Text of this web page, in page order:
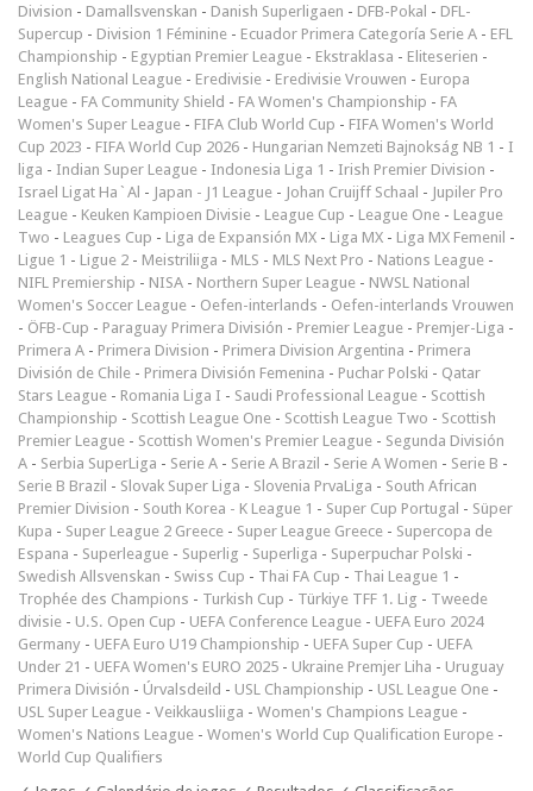
Division - Damallsvenskan - Danish Superligaen - DFB-Pokal - DFL-
Supercup - Division 1 Féminine - Ecuador Primera Categoría Serie A - EFL
Championship - Egyptian Premier League - Ekstraklasa - Eliteserien -
English National League - Eredivisie - Eredivisie Vrouwen - Europa
League - FA Community Shield - FA Women's Championship - FA
Women's Super League - FIFA Club World Cup - FIFA Women's World
Cup 2023 - FIFA World Cup 2026 - Hungarian Nemzeti Bajnokság NB 1 - I
liga - Indian Super League - Indonesia Liga 1 - Irish Premier Division -
Israel Ligat Ha`Al - Japan - J1 League - Johan Cruijff Schaal - Jupiler Pro
League - Keuken Kampioen Divisie - League Cup - League One - League
Two - Leagues Cup - Liga de Expansión MX - Liga MX - Liga MX Femenil -
Ligue 1 - Ligue 2 - Meistriliiga - MLS - MLS Next Pro - Nations League -
NIFL Premiership - NISA - Northern Super League - NWSL National
Women's Soccer League - Oefen-interlands - Oefen-interlands Vrouwen
- ÖFB-Cup - Paraguay Primera División - Premier League - Premjer-Liga -
Primera A - Primera Division - Primera Division Argentina - Primera
División de Chile - Primera División Femenina - Puchar Polski - Qatar
Stars League - Romania Liga I - Saudi Professional League - Scottish
Championship - Scottish League One - Scottish League Two - Scottish
Premier League - Scottish Women's Premier League - Segunda División
A - Serbia SuperLiga - Serie A - Serie A Brazil - Serie A Women - Serie B -
Serie B Brazil - Slovak Super Liga - Slovenia PrvaLiga - South African
Premier Division - South Korea - K League 1 - Super Cup Portugal - Süper
Kupa - Super League 2 Greece - Super League Greece - Supercopa de
Espana - Superleague - Superlig - Superliga - Superpuchar Polski -
Swedish Allsvenskan - Swiss Cup - Thai FA Cup - Thai League 1 -
Trophée des Champions - Turkish Cup - Türkiye TFF 1. Lig - Tweede
divisie - U.S. Open Cup - UEFA Conference League - UEFA Euro 2024
Germany - UEFA Euro U19 Championship - UEFA Super Cup - UEFA
Under 21 - UEFA Women's EURO 2025 - Ukraine Premjer Liha - Uruguay
Primera División - Úrvalsdeild - USL Championship - USL League One -
USL Super League - Veikkausliiga - Women's Champions League -
Women's Nations League - Women's World Cup Qualification Europe -
World Cup Qualifiers